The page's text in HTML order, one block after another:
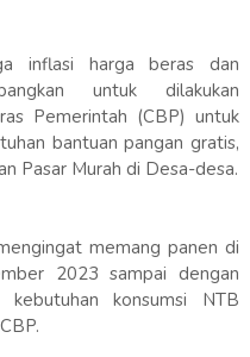
inflasi harga beras dan
untuk dilakukan
Pemerintah (CBP) untuk
bantuan pangan gratis,
Pasar Murah di Desa-desa.
memang panen di
2023 sampai dengan
konsumsi NTB